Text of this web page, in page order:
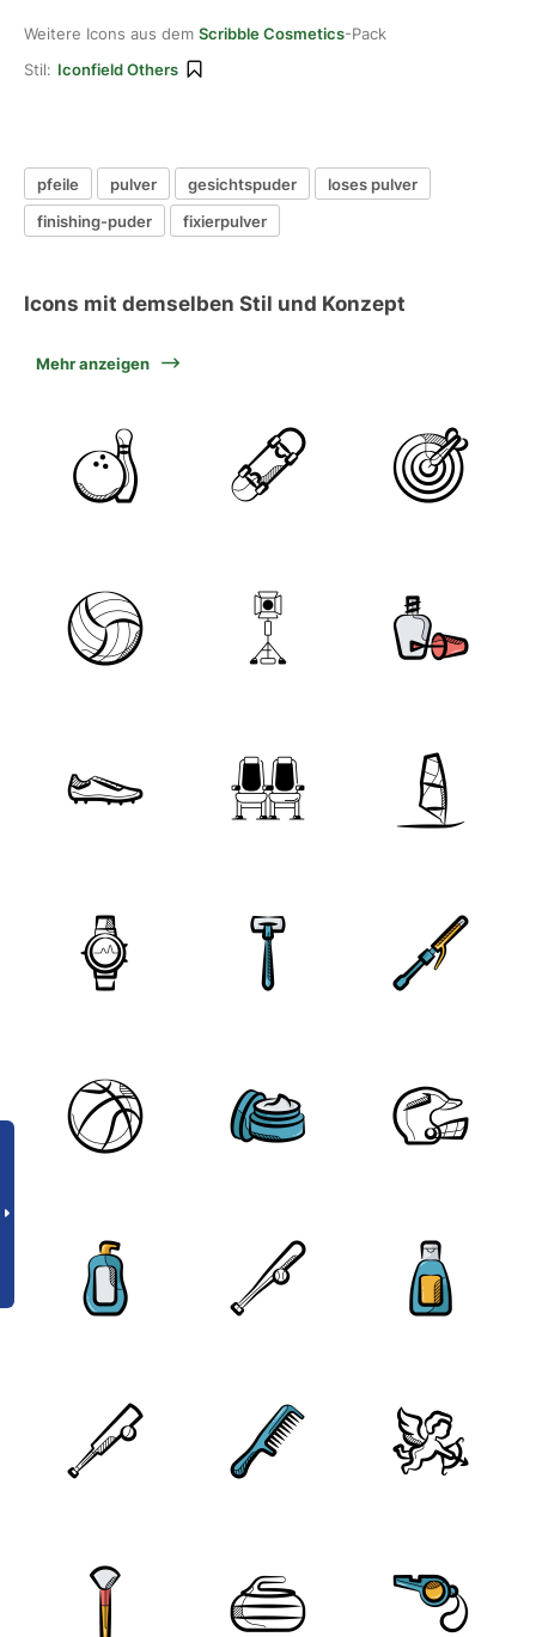
Weitere Icons aus dem Scribble Cosmetics-Pack
Stil: Iconfield Others
pfeile pulver gesichtspuder
loses pulver
finishing-puder
fixierpulver
Icons mit demselben Stil und Konzept
Mehr anzeigen